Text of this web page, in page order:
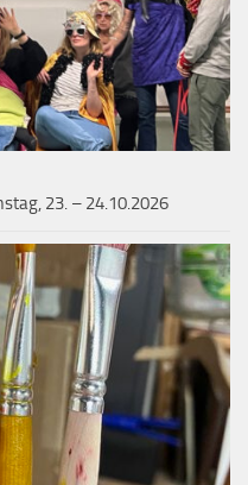
23. – 24.10.2026